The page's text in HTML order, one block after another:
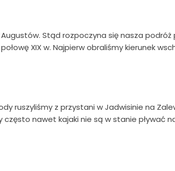
Augustów. Stąd rozpoczyna się nasza
XIX w. Najpierw obraliśmy kierunek
ruszyliśmy z przystani w Jadwisinie na
nawet kajaki nie są w stanie pływać